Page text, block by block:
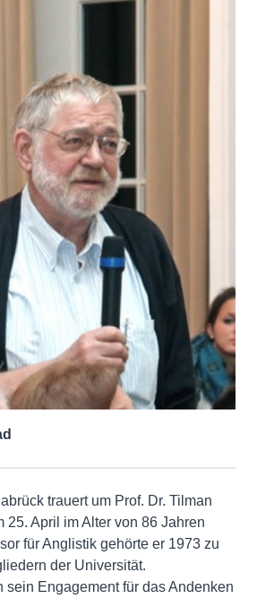
trauert um Prof. Dr. Tilman
25. April im Alter von 86 Jahren
für Anglistik gehörte er 1973 zu
der Universität.
sein Engagement für das Andenken